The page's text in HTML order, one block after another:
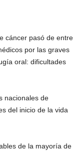
cáncer pasó de entre
por las graves
oral: dificultades
nacionales de
del inicio de la vida
de la mayoría de